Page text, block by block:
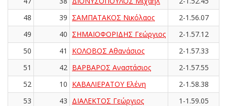
48
39 ΣΑΜΠΑΤΑΚΟΣ Νικόλαος
2-1.56.07
49
40 ΣΗΜΑΙΟΦΟΡΙΔΗΣ Γεώργιος
2-1.57.12
50
41 ΚΟΛΟΒΟΣ Αθανάσιος
2-1.57.33
51
42 ΒΑΡΒΑΡΟΣ Αναστάσιος
2-1.57.55
52
10 ΚΑΒΑΛΙΕΡΑΤΟΥ Ελένη
2-1.58.38
53
43 ΔΙΑΛΕΚΤΟΣ Γεώργιος
1-1.59.05